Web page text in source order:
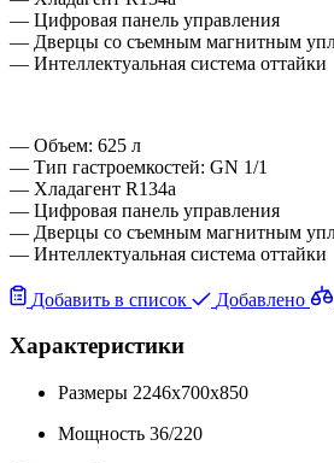
— Цифровая панель управления
— Дверцы со съемным магнитным
— Интеллектуальная система оттайки
— Объем: 625 л
— Тип гастроемкостей: GN 1/1
— Хладагент R134a
— Цифровая панель управления
— Дверцы со съемным магнитным
— Интеллектуальная система оттайки
Добавить в список Добавлено
Характеристики
Размеры 2246x700x850
Мощность 36/220